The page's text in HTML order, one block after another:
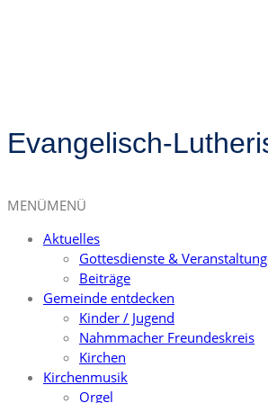
Evangelisch-
MENÜMENÜ
Aktuelles
Gottesdienste &
Beiträge
Gemeinde entdecken
Kinder / Jugend
Nahmmacher Freundeskreis
Kirchen
Kirchenmusik
Orgel